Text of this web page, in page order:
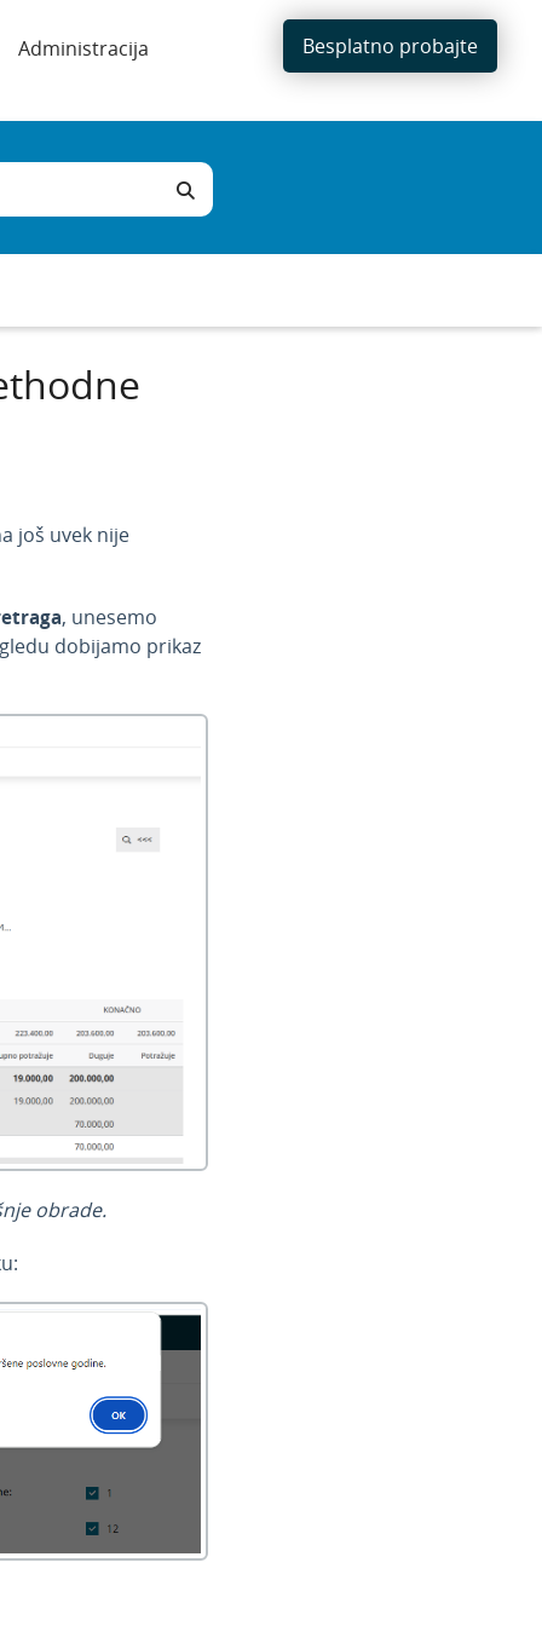
Administracija Besplatno probajte
još uvek nije
, unesemo
dobijamo prikaz
obrade.